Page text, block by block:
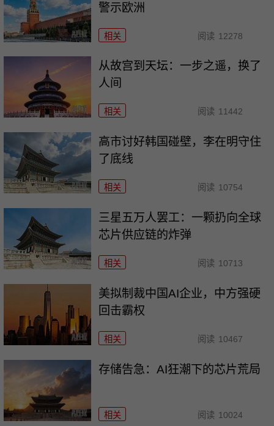
警示欧洲
相关 阅读 12278
从故宫到天坛：一步之遥，换了
人间
相关 阅读 11442
高市讨好韩国碰壁，李在明守住
了底线
相关 阅读 10754
三星五万人罢工：一颗扔向全球
芯片供应链的炸弹
相关 阅读 10713
美拟制裁中国AI企业，中方强硬
回击霸权
相关 阅读 10467
存储告急：AI狂潮下的芯片荒局
相关 阅读 10024